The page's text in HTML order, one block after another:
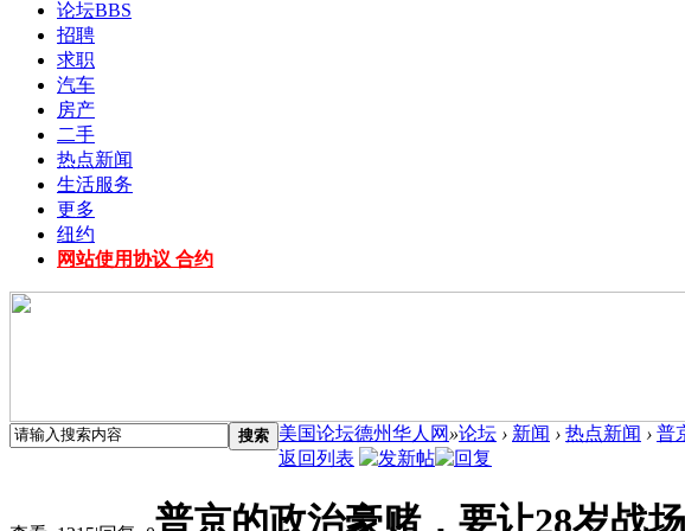
论坛BBS
招聘
求职
汽车
房产
二手
热点新闻
生活服务
更多
纽约
网站使用协议 合约
搜索 美国论坛德州华人网 »论坛 › 新闻 › 热点新闻 › 普
返回列表
普京的政治豪赌，要让28岁战